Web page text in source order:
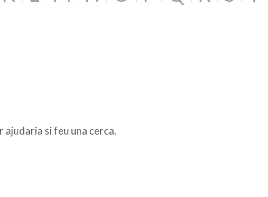
si feu una cerca.